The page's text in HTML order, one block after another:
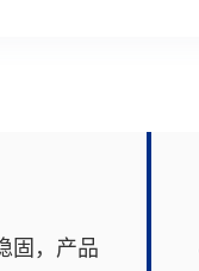
固，产品